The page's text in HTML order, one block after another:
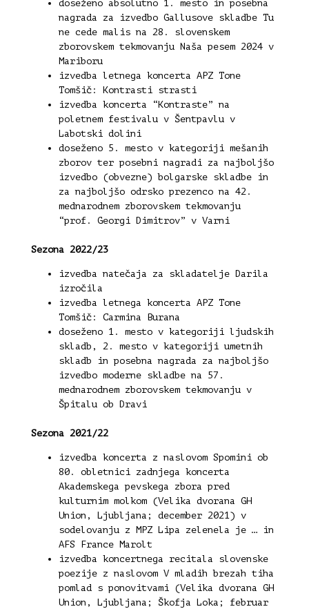
doseženo absolutno 1. mesto in posebna
nagrada za izvedbo Gallusove skladbe Tu
ne cede malis na 28. slovenskem
zborovskem tekmovanju Naša pesem 2024 v
Mariboru
izvedba letnega koncerta APZ Tone
Tomšič: Kontrasti strasti
izvedba koncerta “Kontraste” na
poletnem festivalu v Šentpavlu v
Labotski dolini
doseženo 5. mesto v kategoriji mešanih
zborov ter posebni nagradi za najboljšo
izvedbo (obvezne) bolgarske skladbe in
za najboljšo odrsko prezenco na 42.
mednarodnem zborovskem tekmovanju
“prof. Georgi Dimitrov” v Varni
Sezona 2022/23
izvedba natečaja za skladatelje Darila
izročila
izvedba letnega koncerta APZ Tone
Tomšič: Carmina Burana
doseženo 1. mesto v kategoriji ljudskih
skladb, 2. mesto v kategoriji umetnih
skladb in posebna nagrada za najboljšo
izvedbo moderne skladbe na 57.
mednarodnem zborovskem tekmovanju v
Špitalu ob Dravi
Sezona 2021/22
izvedba koncerta z naslovom Spomini ob
80. obletnici zadnjega koncerta
Akademskega pevskega zbora pred
kulturnim molkom (Velika dvorana GH
Union, Ljubljana; december 2021) v
sodelovanju z MPZ Lipa zelenela je … in
AFS France Marolt
izvedba koncertnega recitala slovenske
poezije z naslovom V mladih brezah tiha
pomlad s ponovitvami (Velika dvorana GH
Union, Ljubljana; Škofja Loka; februar